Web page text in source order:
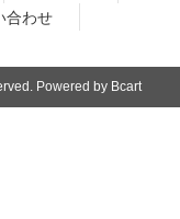
合わせ
Powered by Bcart